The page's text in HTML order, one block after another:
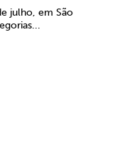
julho, em São